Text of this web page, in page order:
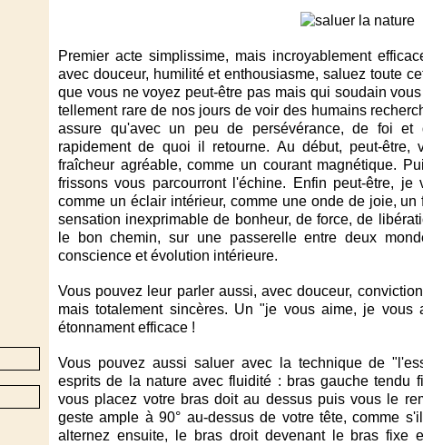
Premier acte simplissime, mais incroyablement
avec douceur, humilité et enthousiasme, saluez toute
que vous ne voyez peut-être pas mais qui soudain
tellement rare de nos jours de voir des humains
assure qu'avec un peu de persévérance, de foi et
rapidement de quoi il retourne. Au début, peut-
fraîcheur agréable, comme un courant magnétique.
frissons vous parcourront l'échine. Enfin peut-être,
comme un éclair intérieur, comme une onde de joie,
sensation inexprimable de bonheur, de force, de
le bon chemin, sur une passerelle entre deux
conscience et évolution intérieure.
Vous pouvez leur parler aussi, avec douceur,
mais totalement sincères. Un "je vous aime, je
étonnament efficace !
Vous pouvez aussi saluer avec la technique de
esprits de la nature avec fluidité : bras gauche tendu
vous placez votre bras doit au dessus puis vous le
geste ample à 90° au-dessus de votre tête, comme
alternez ensuite, le bras droit devenant le bras fixe